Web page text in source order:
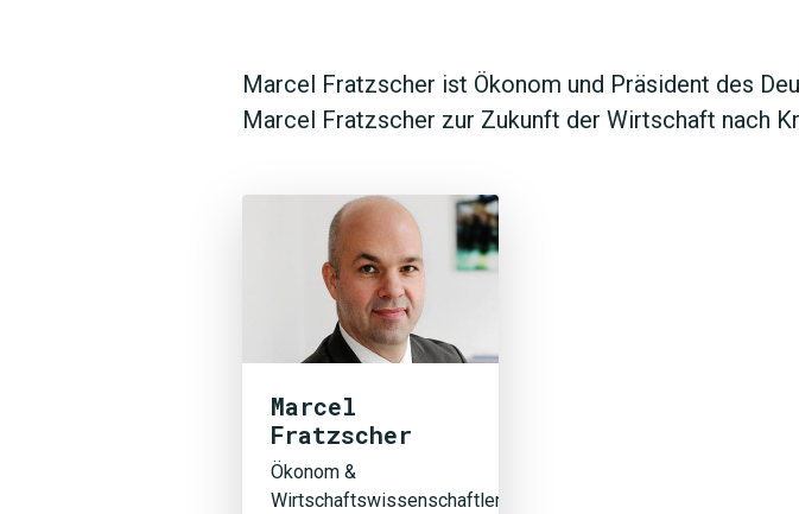
Marcel Fratzscher ist Ökonom und Präsident des
Marcel Fratzscher zur Zukunft der Wirtschaft nach
Marcel
Fratzscher
Ökonom &
Wirtschaftswissenschaftler,